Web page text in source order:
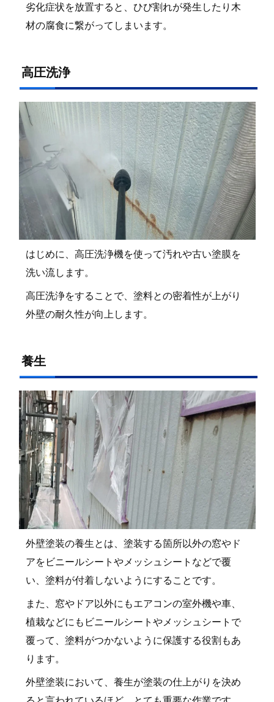
劣化症状を放置すると、ひび割れが発生したり木
材の腐食に繋がってしまいます。
高圧洗浄
はじめに、高圧洗浄機を使って汚れや古い塗膜を
洗い流します。
高圧洗浄をすることで、塗料との密着性が上がり
外壁の耐久性が向上します。
養生
外壁塗装の養生とは、塗装する箇所以外の窓やド
アをビニールシートやメッシュシートなどで覆
い、塗料が付着しないようにすることです。
また、窓やドア以外にもエアコンの室外機や車、
植栽などにもビニールシートやメッシュシートで
覆って、塗料がつかないように保護する役割もあ
ります。
外壁塗装において、養生が塗装の仕上がりを決め